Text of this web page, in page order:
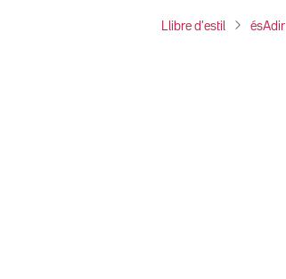
Llibre d'estil ésAdir